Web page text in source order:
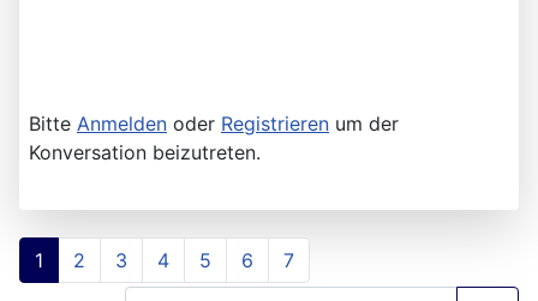
Bitte Anmelden oder Registrieren um der
Konversation beizutreten.
1 2 3 4 5 6 7